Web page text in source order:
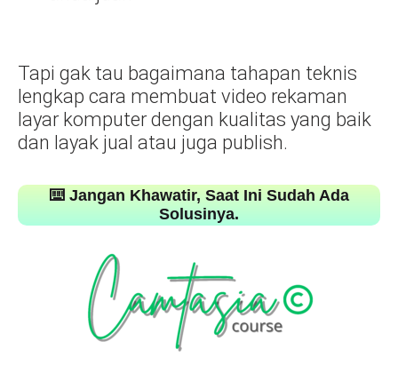
Tapi gak tau bagaimana tahapan teknis
lengkap cara membuat video rekaman
layar komputer dengan kualitas yang baik
dan layak jual atau juga publish.
⌨️ Jangan Khawatir, Saat Ini Sudah Ada
Solusinya.